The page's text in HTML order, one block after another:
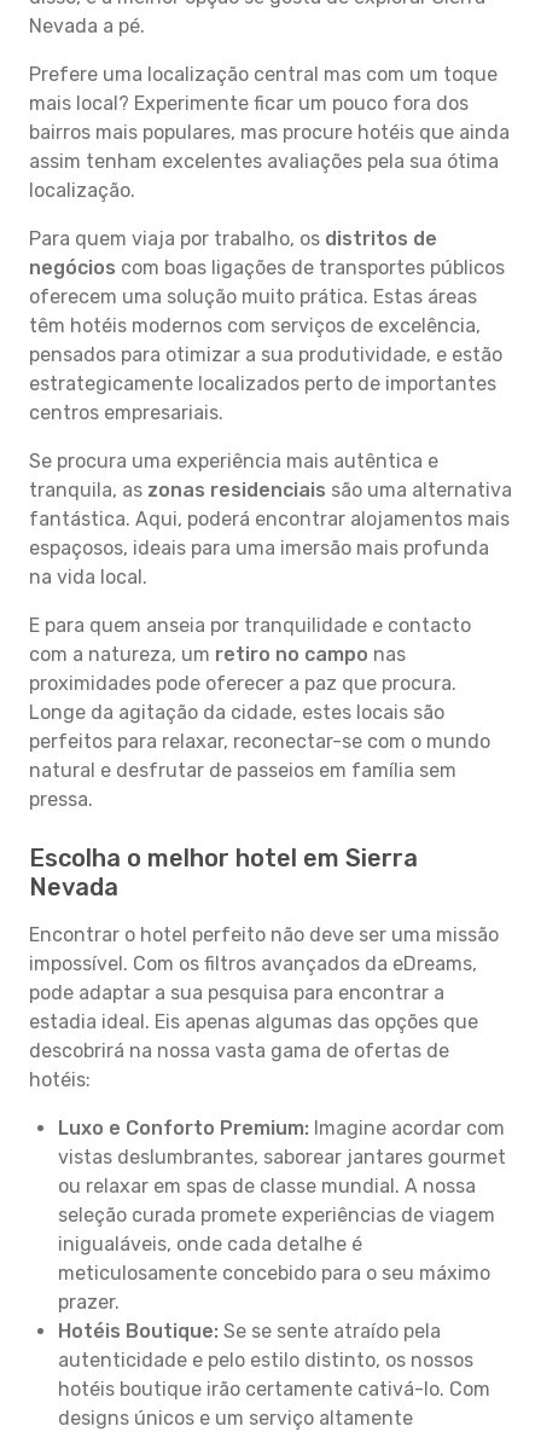
Nevada a pé.
Prefere uma localização central mas com um toque
mais local? Experimente ficar um pouco fora dos
bairros mais populares, mas procure hotéis que ainda
assim tenham excelentes avaliações pela sua ótima
localização.
Para quem viaja por trabalho, os distritos de
negócios com boas ligações de transportes públicos
oferecem uma solução muito prática. Estas áreas
têm hotéis modernos com serviços de excelência,
pensados para otimizar a sua produtividade, e estão
estrategicamente localizados perto de importantes
centros empresariais.
Se procura uma experiência mais autêntica e
tranquila, as zonas residenciais são uma alternativa
fantástica. Aqui, poderá encontrar alojamentos mais
espaçosos, ideais para uma imersão mais profunda
na vida local.
E para quem anseia por tranquilidade e contacto
com a natureza, um retiro no campo nas
proximidades pode oferecer a paz que procura.
Longe da agitação da cidade, estes locais são
perfeitos para relaxar, reconectar-se com o mundo
natural e desfrutar de passeios em família sem
pressa.
Escolha o melhor hotel em Sierra
Nevada
Encontrar o hotel perfeito não deve ser uma missão
impossível. Com os filtros avançados da eDreams,
pode adaptar a sua pesquisa para encontrar a
estadia ideal. Eis apenas algumas das opções que
descobrirá na nossa vasta gama de ofertas de
hotéis:
Luxo e Conforto Premium: Imagine acordar com
vistas deslumbrantes, saborear jantares gourmet
ou relaxar em spas de classe mundial. A nossa
seleção curada promete experiências de viagem
inigualáveis, onde cada detalhe é
meticulosamente concebido para o seu máximo
prazer.
Hotéis Boutique: Se se sente atraído pela
autenticidade e pelo estilo distinto, os nossos
hotéis boutique irão certamente cativá-lo. Com
designs únicos e um serviço altamente